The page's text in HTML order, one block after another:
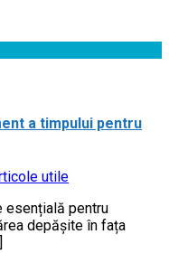
a timpului pentru
utile
esențială pentru
depășite în fața